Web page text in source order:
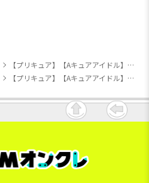
【プリキュア】【Aキュアアイドル】キミとアイドルプリキュア♪ コロっとまんまる プリフェイスぬいぐるみvol.2
【プリキュア】【Aキュアアイドル】キミとアイドルプリキュア♪ コロっとまんまる プリフェイスぬいぐるみvol.2